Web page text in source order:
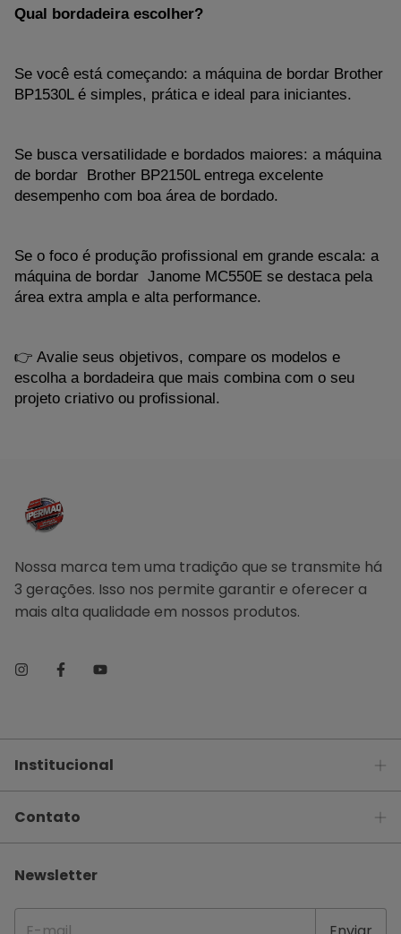
Qual bordadeira escolher?
Se você está começando: a máquina de bordar Brother
BP1530L é simples, prática e ideal para iniciantes.
Se busca versatilidade e bordados maiores: a máquina
de bordar  Brother BP2150L entrega excelente
desempenho com boa área de bordado.
Se o foco é produção profissional em grande escala: a
máquina de bordar  Janome MC550E se destaca pela
área extra ampla e alta performance.
👉 Avalie seus objetivos, compare os modelos e
escolha a bordadeira que mais combina com o seu
projeto criativo ou profissional.
Nossa marca tem uma tradição que se transmite há
3 gerações. Isso nos permite garantir e oferecer a
mais alta qualidade em nossos produtos.
Institucional
Contato
Newsletter